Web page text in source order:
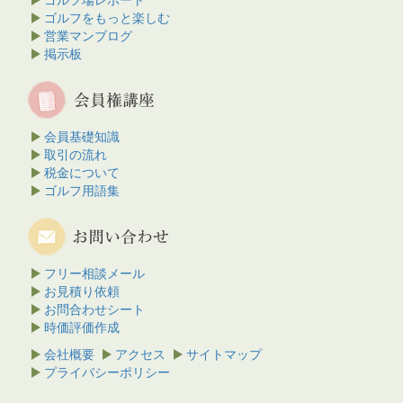
ゴルフをもっと楽しむ
営業マンブログ
掲示板
会員基礎知識
取引の流れ
税金について
ゴルフ用語集
フリー相談メール
お見積り依頼
お問合わせシート
時価評価作成
会社概要
アクセス
サイトマップ
プライバシーポリシー